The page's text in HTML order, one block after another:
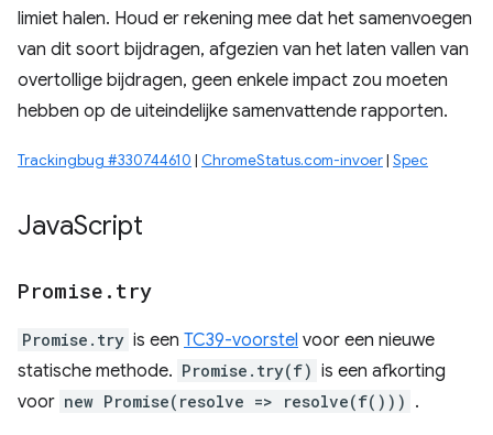
limiet halen. Houd er rekening mee dat het samenvoegen
van dit soort bijdragen, afgezien van het laten vallen van
overtollige bijdragen, geen enkele impact zou moeten
hebben op de uiteindelijke samenvattende rapporten.
Trackingbug #330744610 | ChromeStatus.com-invoer| Spec
JavaScript
Promise . try
Promise.try is een TC39-voorstel voor een nieuwe
statische methode. Promise.try(f) is een afkorting
voor new Promise(resolve => resolve(f())) .